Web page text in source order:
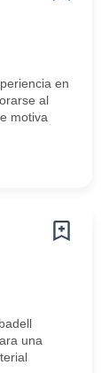
en
al
motiva
una